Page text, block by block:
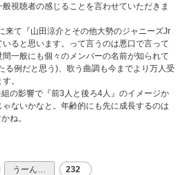
視聴者の感じることを言わせていただきま
来て『山田涼介とその他大勢のジャニーズJr
ると思います。って言うのは悪口で言って
一般にも個々のメンバーの名前が知られて
る例だと思う)、歌う曲調も今までより万人受
。
の影響で『前3人と後ろ4人』のイメージか
ないかなと。年齢的にも先に成長するのは
ね。
うーん… 232